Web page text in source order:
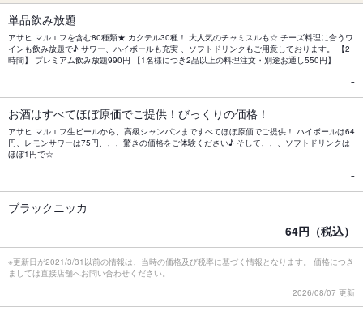
単品飲み放題
アサヒ マルエフを含む80種類★ カクテル30種！ 大人気のチャミスルも☆ チーズ料理に合うワ
インも飲み放題で♪ サワー、ハイボールも充実 、ソフトドリンクもご用意しております。 【2
時間】 プレミアム飲み放題990円 【1名様につき2品以上の料理注文・別途お通し550円】
‐
お酒はすべてほぼ原価でご提供！びっくりの価格！
アサヒ マルエフ生ビールから、高級シャンパンまですべてほぼ原価でご提供！ ハイボールは64
円、レモンサワーは75円、、、驚きの価格をご体験ください♪ そして、、、ソフトドリンクは
ほぼ1円で☆
‐
ブラックニッカ
64円（税込）
※更新日が2021/3/31以前の情報は、当時の価格及び税率に基づく情報となります。 価格につき
ましては直接店舗へお問い合わせください。
2026/08/07 更新